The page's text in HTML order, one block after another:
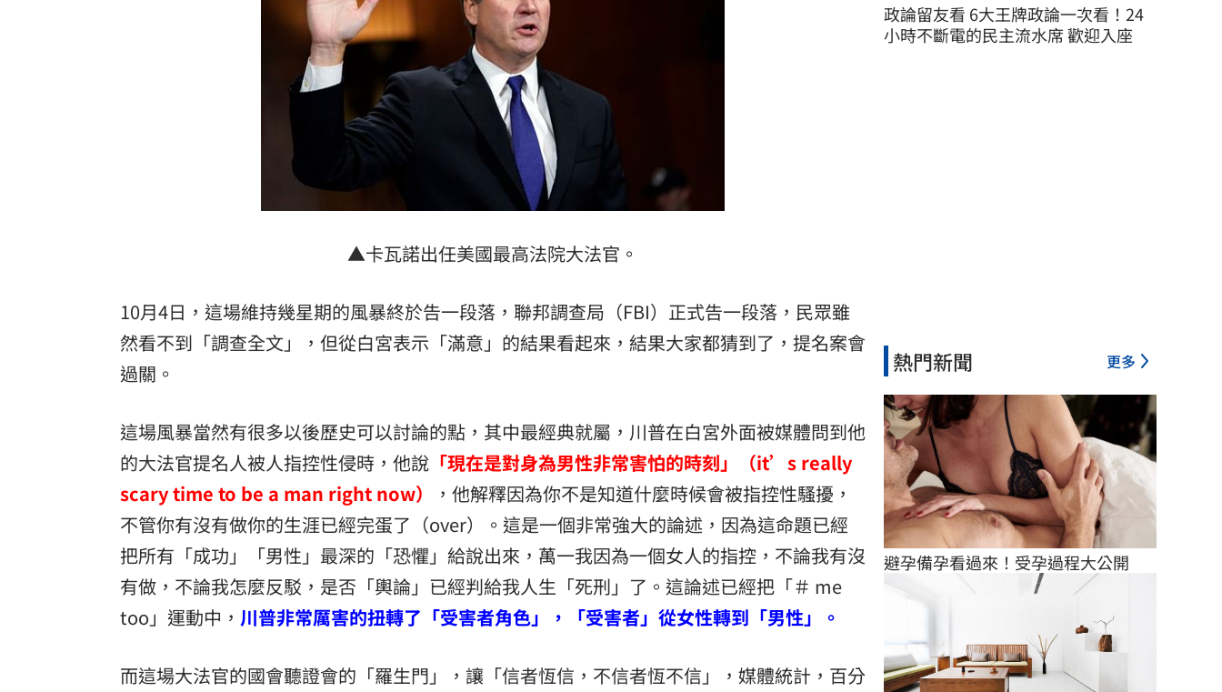
▲卡瓦諾出任美國最高法院大法官。
10月4日，這場維持幾星期的風暴終於告一段落，聯邦調查局（FBI）正式告一段落，民眾雖
然看不到「調查全文」，但從白宮表示「滿意」的結果看起來，結果大家都猜到了，提名案會
過關。
這場風暴當然有很多以後歷史可以討論的點，其中最經典就屬，川普在白宮外面被媒體問到他
的大法官提名人被人指控性侵時，他說 「現在是對身為男性非常害怕的時刻」（it’s really
scary time to be a man right now）
，他解釋因為你不是知道什麼時候會被指控性騷擾，
不管你有沒有做你的生涯已經完蛋了（over）。這是一個非常強大的論述，因為這命題已經
把所有「成功」「男性」最深的「恐懼」給說出來，萬一我因為一個女人的指控，不論我有沒
有做，不論我怎麼反駁，是否「輿論」已經判給我人生「死刑」了。這論述已經把「＃ me
too」運動中， 川普非常厲害的扭轉了「受害者角色」，「受害者」從女性轉到「男性」。
而這場大法官的國會聽證會的「羅生門」，讓「信者恆信，不信者恆不信」，媒體統計，百分
政論留友看 6大王牌政論一次看！24
小時不斷電的民主流水席 歡迎入座
熱門新聞 更多
避孕備孕看過來！受孕過程大公開